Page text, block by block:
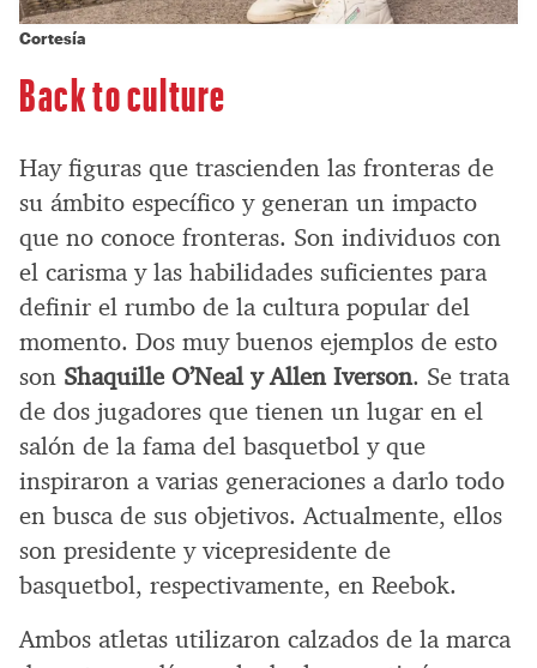
Cortesía
Back to culture
Hay figuras que trascienden las fronteras de
su ámbito específico y generan un impacto
que no conoce fronteras. Son individuos con
el carisma y las habilidades suficientes para
definir el rumbo de la cultura popular del
momento. Dos muy buenos ejemplos de esto
son Shaquille O’Neal y Allen Iverson. Se trata
de dos jugadores que tienen un lugar en el
salón de la fama del basquetbol y que
inspiraron a varias generaciones a darlo todo
en busca de sus objetivos. Actualmente, ellos
son presidente y vicepresidente de
basquetbol, respectivamente, en Reebok.
Ambos atletas utilizaron calzados de la marca